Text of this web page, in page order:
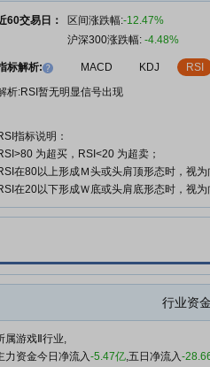
60交易日： 区间涨跌幅:-12.47%
沪深300涨跌幅: -4.48%
标解析: MACD KDJ RSI
析:RSI暂无明显信号出现
指标说明：
为超买，RSI<20 为超卖；
在80以上形成Ｍ头或头肩顶形态时，视为
在20以下形成Ｗ底或头肩底形态时，视为
行业资
属游戏Ⅱ行业,
力资金今日净流入-5.47亿,五日净流入-